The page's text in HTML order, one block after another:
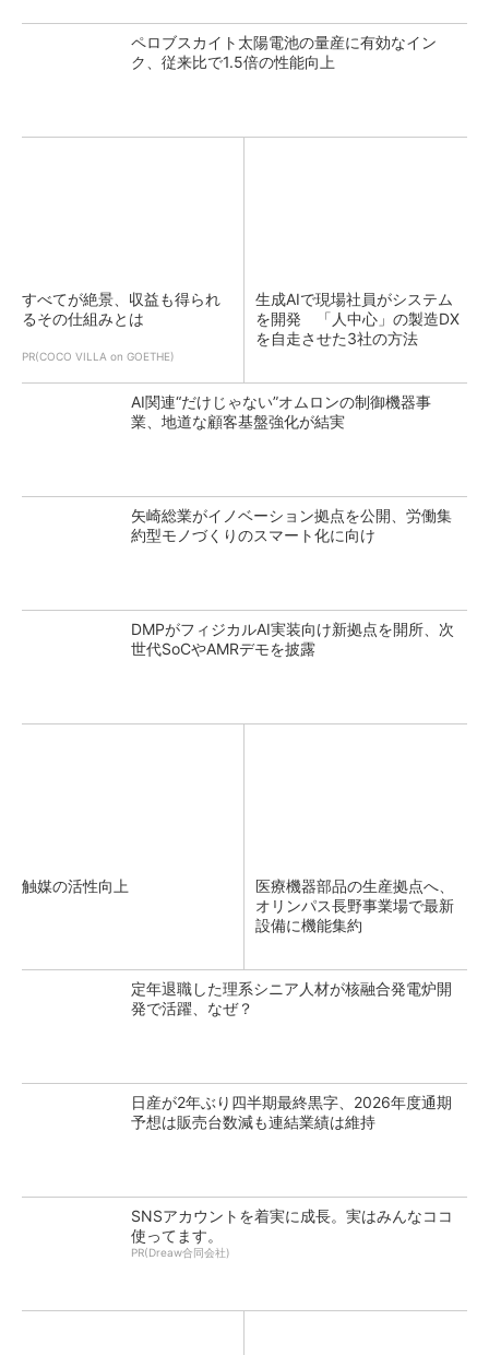
ペロブスカイト太陽電池の量産に有効なイン
ク、従来比で1.5倍の性能向上
すべてが絶景、収益も得られ
るその仕組みとは
PR(COCO VILLA on GOETHE)
生成AIで現場社員がシステム
を開発 「人中心」の製造DX
を自走させた3社の方法
AI関連“だけじゃない”オムロンの制御機器事
業、地道な顧客基盤強化が結実
矢崎総業がイノベーション拠点を公開、労働集
約型モノづくりのスマート化に向け
DMPがフィジカルAI実装向け新拠点を開所、次
世代SoCやAMRデモを披露
触媒の活性向上
医療機器部品の生産拠点へ、
オリンパス長野事業場で最新
設備に機能集約
定年退職した理系シニア人材が核融合発電炉開
発で活躍、なぜ？
日産が2年ぶり四半期最終黒字、2026年度通期
予想は販売台数減も連結業績は維持
SNSアカウントを着実に成長。実はみんなココ
使ってます。
PR(Dreaw合同会社)